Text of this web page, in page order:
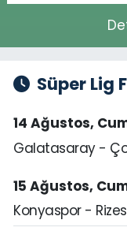
Süper Lig
14 Ağustos,
Galatasaray -
15 Ağustos,
Konyaspor -